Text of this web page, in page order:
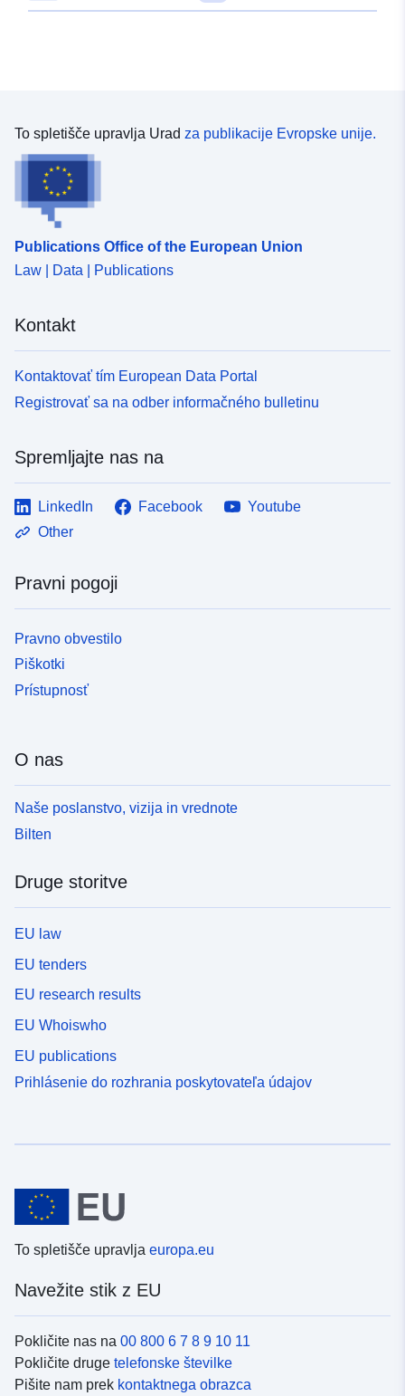
To spletišče upravlja Urad za publikacije Evropske unije.
Publications Office of the European Union
Law | Data | Publications
Kontakt
Kontaktovať tím European Data Portal
Registrovať sa na odber informačného bulletinu
Spremljajte nas na
LinkedIn Facebook
Youtube
Other
Pravni pogoji
Pravno obvestilo
Piškotki
Prístupnosť
O nas
Naše poslanstvo, vizija in vrednote
Bilten
Druge storitve
EU law
EU tenders
EU research results
EU Whoiswho
EU publications
Prihlásenie do rozhrania poskytovateľa údajov
To spletišče upravlja europa.eu
Navežite stik z EU
Pokličite nas na 00 800 6 7 8 9 10 11
Pokličite druge telefonske številke
Pišite nam prek kontaktnega obrazca